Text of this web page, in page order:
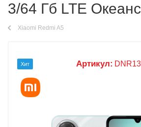
3/64 Гб LTE
Xiaomi Redmi A5
Хит Артикул: